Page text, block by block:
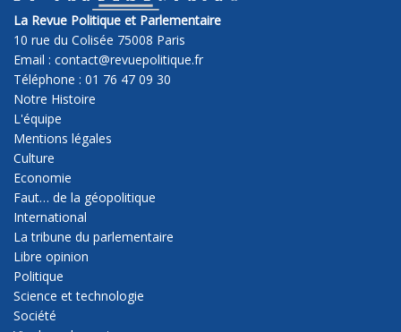
La Revue Politique et Parlementaire
10 rue du Colisée 75008 Paris
Email : contact@revuepolitique.fr
Téléphone : 01 76 47 09 30
Notre Histoire
L'équipe
Mentions légales
Culture
Economie
Faut… de la géopolitique
International
La tribune du parlementaire
Libre opinion
Politique
Science et technologie
Société